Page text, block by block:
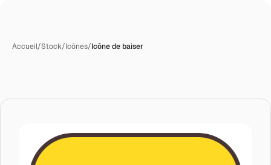
Accueil/Stock/Icônes/Icône de baiser